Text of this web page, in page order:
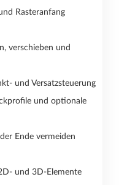
Rasteranfang
verschieben und
und Versatzsteuerung
und optionale
Ende vermeiden
und 3D-Elemente